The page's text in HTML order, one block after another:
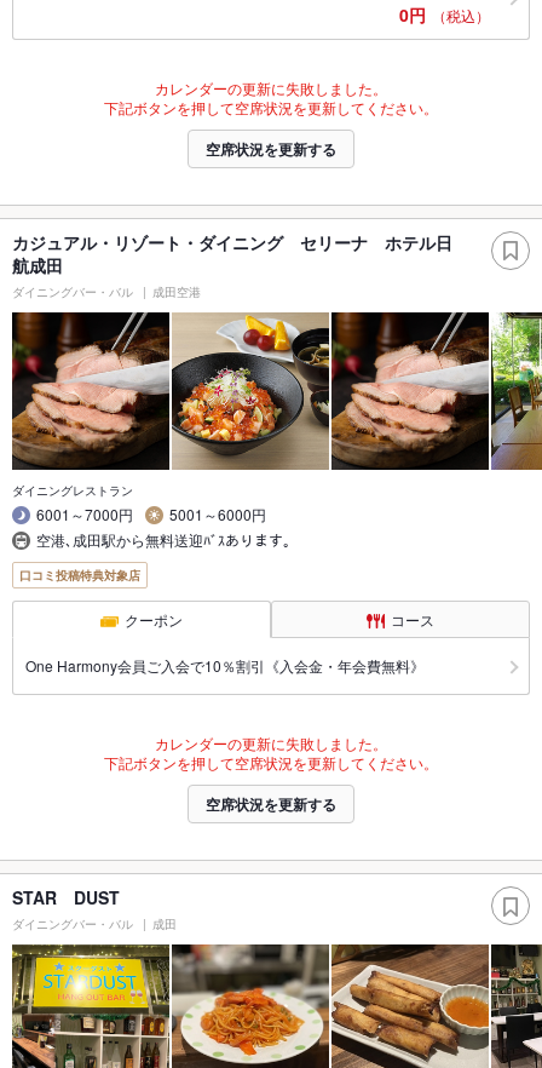
0円 （税込）
カレンダーの更新に失敗しました。
下記ボタンを押して空席状況を更新してください。
空席状況を更新する
カジュアル・リゾート・ダイニング セリーナ ホテル日
航成田
ダイニングバー・バル 成田空港
ダイニングレストラン
6001～7000円
5001～6000円
空港､成田駅から無料送迎ﾊﾞｽあります｡
口コミ投稿特典対象店
クーポン コース
One Harmony会員ご入会で10％割引《入会金・年会費無料》
カレンダーの更新に失敗しました。
下記ボタンを押して空席状況を更新してください。
空席状況を更新する
STAR DUST
ダイニングバー・バル 成田